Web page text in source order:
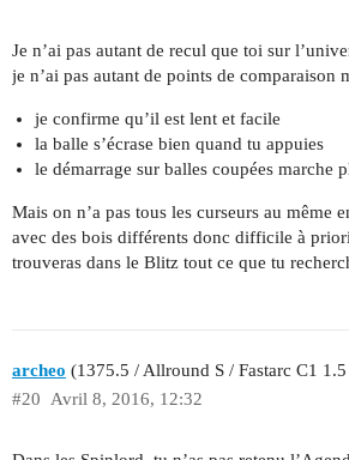
Je n’ai pas autant de recul que toi sur
je n’ai pas autant de points de comparaison
je confirme qu’il est lent et facile
la balle s’écrase bien quand tu appuies
le démarrage sur balles coupées marche
Mais on n’a pas tous les curseurs au même
avec des bois différents donc difficile à
trouveras dans le Blitz tout ce que tu
archeo (1375.5 / Allround S / Fastarc C1
Avril 8, 2016, 12:32
#20